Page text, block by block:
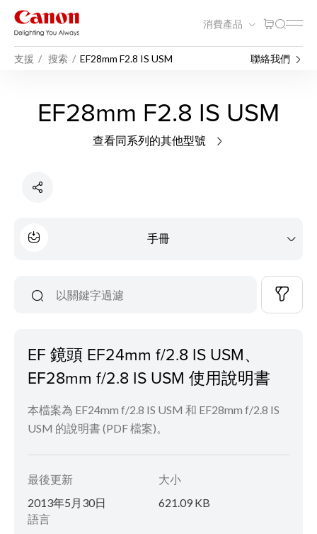
消費產品
支援 搜索 EF28mm F2.8 IS USM 聯絡我們
EF28mm F2.8 IS USM
查看同系列的其他型號
手冊
EF 鏡頭 EF24mm f/2.8 IS USM、
EF28mm f/2.8 IS USM 使用說明書
本檔案為 EF24mm f/2.8 IS USM 和 EF28mm f/2.8 IS
USM 的說明書 (PDF 檔案)。
最後更新
2013年5月30日
大小
621.09 KB
語言